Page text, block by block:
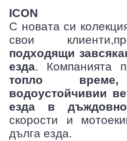
ICON
С новата си
свои
подходящи
езда. Компанията
топло време,
водоустойчивии
езда в
скорости и
дълга езда.